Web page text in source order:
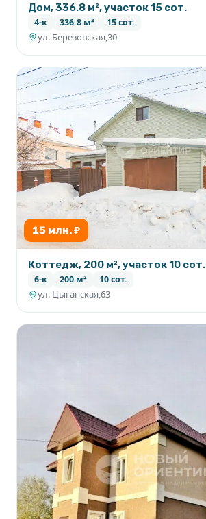
Дом, 336.8 м², участок 15 сот.
4-к 336.8 м² 15 сот.
ул. Березовская,30
15 млн. ₽
Коттедж, 200 м², участок 10 сот.
6-к 200 м² 10 сот.
ул. Цыганская,63